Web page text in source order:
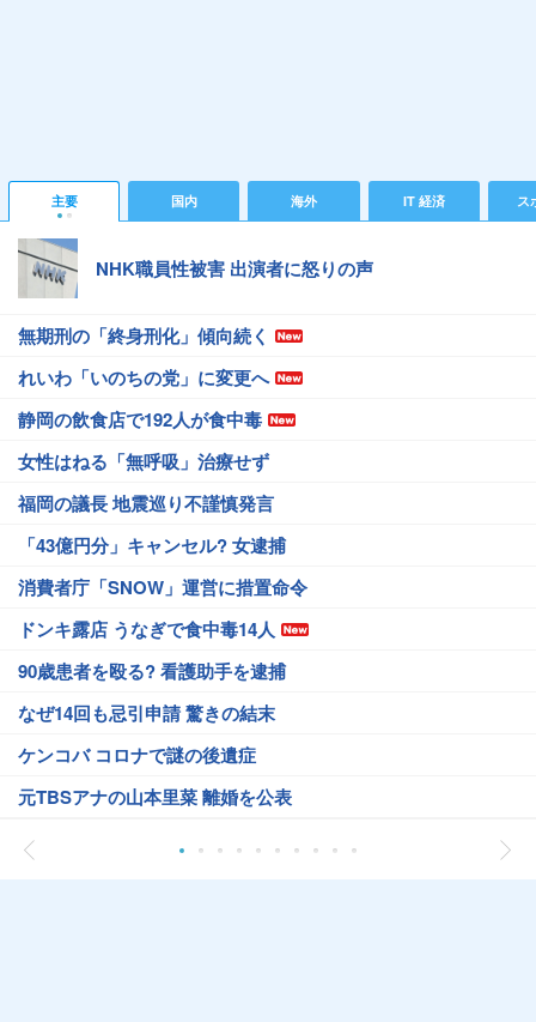
主要 国内 海外 IT 経済 ス
NHK職員性被害 出演者に怒りの声
無期刑の「終身刑化」傾向続く
れいわ「いのちの党」に変更へ
静岡の飲食店で192人が食中毒
女性はねる「無呼吸」治療せず
福岡の議長 地震巡り不謹慎発言
「43億円分」キャンセル? 女逮捕
消費者庁「SNOW」運営に措置命令
ドンキ露店 うなぎで食中毒14人
90歳患者を殴る? 看護助手を逮捕
なぜ14回も忌引申請 驚きの結末
ケンコバ コロナで謎の後遺症
元TBSアナの山本里菜 離婚を公表